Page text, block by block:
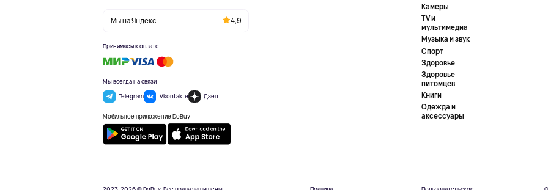
Мы на Яндекс 4,9
Принимаем к оплате
Мы всегда на связи
Telegram
Vkontakte Дзен
Мобильное приложение DoBuy
Камеры
TV и
мультимедиа
Музыка и звук
Спорт
Здоровье
Здоровье
питомцев
Книги
Одежда и
аксессуары